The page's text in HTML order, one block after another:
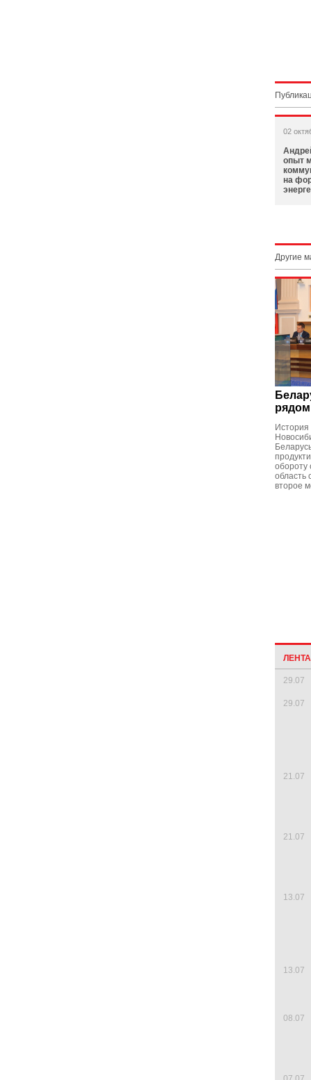
02
опыт
на
Другие
рядом
обороту
область
второе
29.07
29.07
21.07
21.07
13.07
13.07
08.07